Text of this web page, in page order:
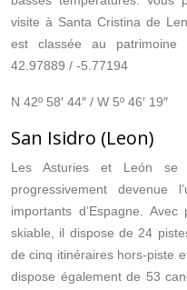
visite à Santa Cristina de
est classée au patrimoine
42.97889 / -5.77194
N 42º 58′ 44″ / W 5º 46′ 19″
San Isidro (Leon)
Les Asturies et León se
progressivement
importants d’Espagne.
skiable, il dispose de 24
de cinq itinéraires hors-piste
dispose également de 53